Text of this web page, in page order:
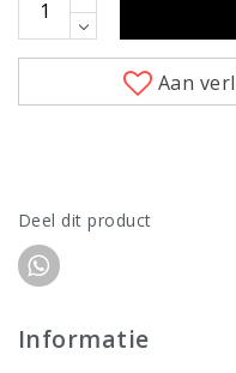
Aan
Deel dit product
Informatie